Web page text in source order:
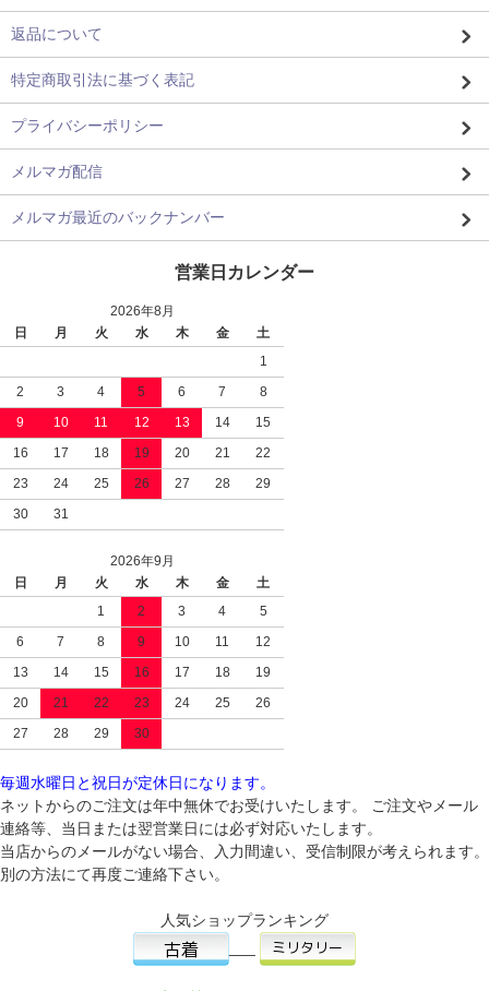
返品について
特定商取引法に基づく表記
プライバシーポリシー
メルマガ配信
メルマガ最近のバックナンバー
営業日カレンダー
2026年8月
日
月 火 水 木 金
土
1
2
3 4 5 6 7
8
9
10 11 12 13 14
15
16
17 18 19 20 21
22
23
24 25 26 27 28
29
30
31
2026年9月
日
月 火 水 木 金
土
1
2 3 4
5
6
7 8 9 10 11
12
13
14 15 16 17 18
19
20
21 22 23 24 25
26
27
28 29 30
毎週水曜日と祝日が定休日になります。
ネットからのご注文は年中無休でお受けいたします。 ご注文やメール
連絡等、当日または翌営業日には必ず対応いたします。
当店からのメールがない場合、入力間違い、受信制限が考えられます。
別の方法にて再度ご連絡下さい。
人気ショップランキング